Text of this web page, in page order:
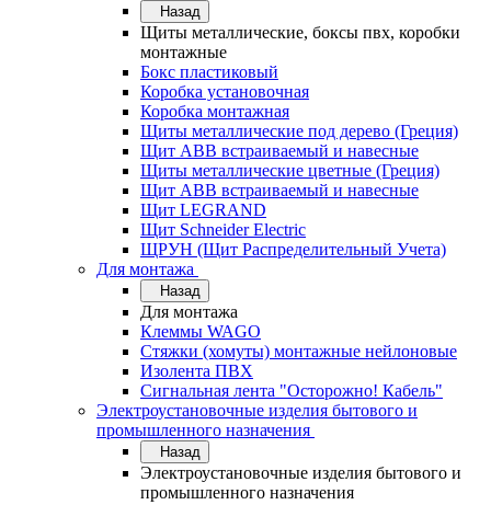
Назад
Щиты металлические, боксы пвх, коробки
монтажные
Бокс пластиковый
Коробка установочная
Коробка монтажная
Щиты металлические под дерево (Греция)
Щит ABB встраиваемый и навесные
Щиты металлические цветные (Греция)
Щит ABB встраиваемый и навесные
Щит LEGRAND
Щит Schneider Electric
ЩРУН (Щит Распределительный Учета)
Для монтажа
Назад
Для монтажа
Клеммы WAGO
Стяжки (хомуты) монтажные нейлоновые
Изолента ПВХ
Сигнальная лента "Осторожно! Кабель"
Электроустановочные изделия бытового и
промышленного назначения
Назад
Электроустановочные изделия бытового и
промышленного назначения